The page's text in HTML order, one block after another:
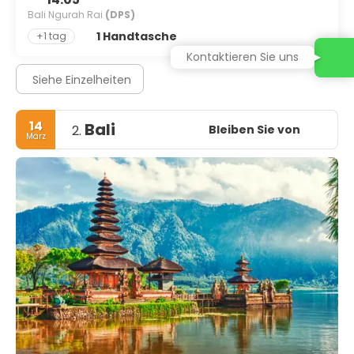
Bali Ngurah Rai (DPS)
+1 tag
1 Handtasche
Siehe Einzelheiten
14
März 2. Bali Bleiben Sie von
Kontaktieren Sie uns